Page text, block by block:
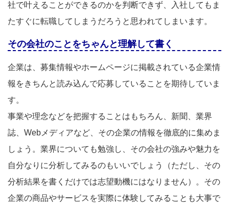
社で叶えることができるのかを判断できず、入社してもま
たすぐに転職してしまうだろうと思われてしまいます。
その会社のことをちゃんと理解して書く
企業は、募集情報やホームページに掲載されている企業情
報をきちんと読み込んで応募していることを期待していま
す。
事業や理念などを把握することはもちろん、新聞、業界
誌、Webメディアなど、その企業の情報を徹底的に集めま
しょう。業界についても勉強し、その会社の強みや魅力を
自分なりに分析してみるのもいいでしょう（ただし、その
分析結果を書くだけでは志望動機にはなりません）。その
企業の商品やサービスを実際に体験してみることも大事で